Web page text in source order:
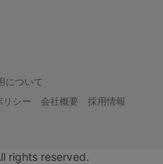
について
リシー 会社概要
採用情報
rights reserved.